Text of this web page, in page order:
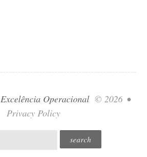
Operacional © 2026 •
Privacy Policy